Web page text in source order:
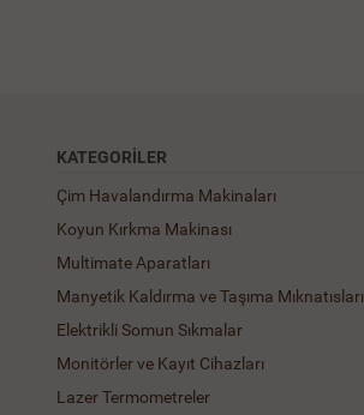
KATEGORILER
Çim Havalandırma Makinaları
Koyun Kırkma Makinası
Multimate Aparatları
Manyetik Kaldırma ve Taşıma Mıknatısları
Elektrikli Somun Sıkmalar
Monitörler ve Kayıt Cihazları
Lazer Termometreler